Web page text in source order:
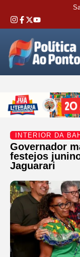
INTERIOR DA
Governador
festejos
Jaguarari